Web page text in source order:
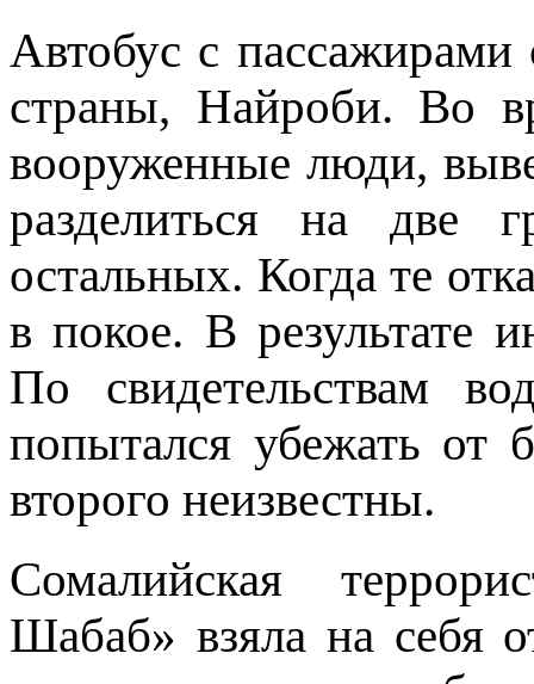
Автобус с
страны, Найроби. Во
вооруженные люди,
разделиться на
остальных. Когда те
в покое. В результате
По свидетельствам
попытался убежать от
второго неизвестны.
Сомалийская
Шабаб» взяла на себя